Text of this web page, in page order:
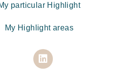
particular Highlight
My Highlight areas